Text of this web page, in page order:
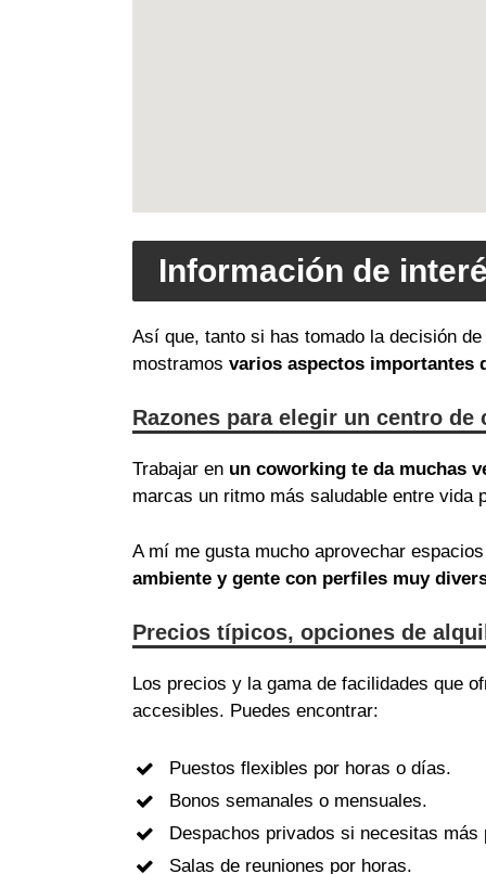
Información de
Así que, tanto si has tomado la decisión
mostramos varios aspectos importantes
Razones para elegir un centro
Trabajar en un coworking te da muchas
marcas un ritmo más saludable entre vida
A mí me gusta mucho aprovechar
ambiente y gente con perfiles muy
Precios típicos, opciones de
Los precios y la gama de facilidades que
accesibles. Puedes encontrar:
Puestos flexibles por horas o días.
Bonos semanales o mensuales.
Despachos privados si necesitas más
Salas de reuniones por horas.